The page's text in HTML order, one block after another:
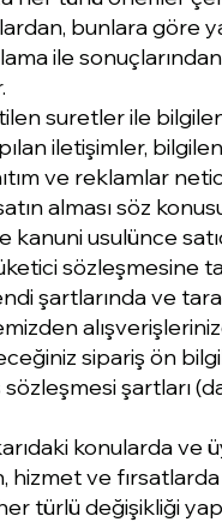
bunlara göre
ile
suretler ile
iletişimler,
ve reklamlar
alması söz
kanuni usulünce
sözleşmesine
şartlarında ve
sipariş ön
sözleşmesi şartları
konularda ve
hizmet ve
türlü değişikliği